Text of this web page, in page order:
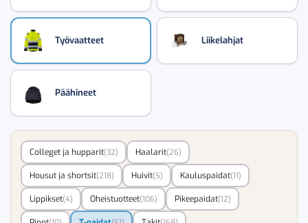
Työvaatteet Liikelahjat
Päähineet
Colleget ja hupparit(32) Haalarit(26)
Housut ja shortsit(218) Huivit(5) Kauluspaidat(11)
Lippikset(4) Oheistuotteet(106) Pikeepaidat(12)